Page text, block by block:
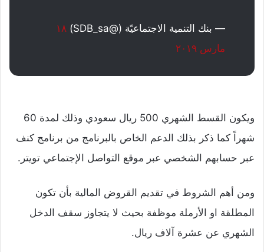
— بنك التنمية الاجتماعيّة (@SDB_sa)
١٨
مارس ٢٠١٩
ويكون القسط الشهري 500 ريال سعودي وذلك لمدة 60
شهراً كما ذكر بذلك الدعم الخاص بالبرنامج من برنامج كنف
عبر حسابهم الشخصي عبر موقع التواصل الإجتماعي تويتر.
ومن أهم الشروط في تقديم القروض المالية بأن تكون
المطلقة او الأرملة موظفة بحيث لا يتجاوز سقف الدخل
الشهري عن عشرة آلاف ريال.